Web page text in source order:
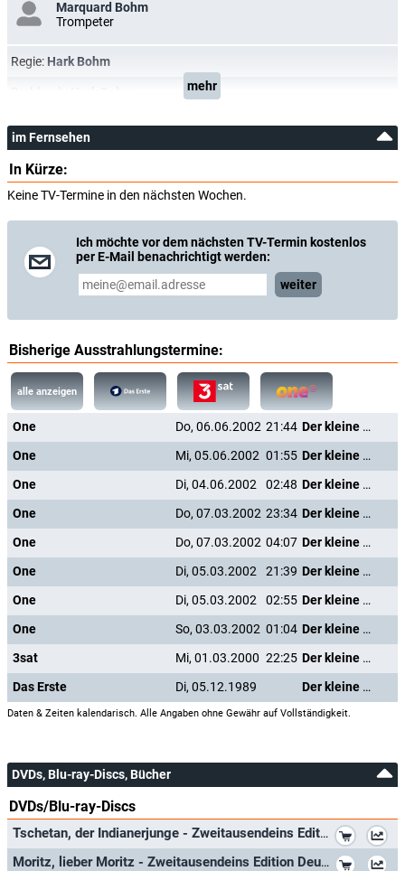
Marquard Bohm
Trompeter
Regie: Hark Bohm
mehr
im Fernsehen
In Kürze:
Keine TV-Termine in den nächsten Wochen.
Ich möchte vor dem nächsten TV-Termin kostenlos
per E-Mail benachrichtigt werden:
weiter
Bisherige Ausstrahlungstermine:
alle anzeigen
One Do, 06.06.2002 21:44
Der kleine Staatsanwalt
One
Mi, 05.06.2002 01:55
Der kleine Staatsanwalt
One
Di, 04.06.2002 02:48
Der kleine Staatsanwalt
One
Do, 07.03.2002 23:34
Der kleine Staatsanwalt
One
Do, 07.03.2002 04:07
Der kleine Staatsanwalt
One
Di, 05.03.2002 21:39
Der kleine Staatsanwalt
One
Di, 05.03.2002 02:55
Der kleine Staatsanwalt
One
So, 03.03.2002 01:04
Der kleine Staatsanwalt
3sat
Mi, 01.03.2000 22:25
Der kleine Staatsanwalt
Das Erste
Di, 05.12.1989 Der kleine Staatsanwalt
Daten & Zeiten kalendarisch. Alle Angaben ohne Gewähr auf Vollständigkeit.
DVDs, Blu-ray-Discs, Bücher
DVDs/Blu-ray-Discs
Tschetan, der Indianerjunge - Zweitausendeins Edition Deutscher Film 3/1972.
Moritz, lieber Moritz - Zweitausendeins Edition Deutscher Film 5/1978.